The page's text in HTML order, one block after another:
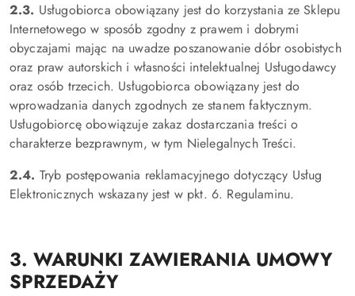
2.3. Usługobiorca obowiązany jest do korzystania ze Sklepu
Internetowego w sposób zgodny z prawem i dobrymi
obyczajami mając na uwadze poszanowanie dóbr osobistych
oraz praw autorskich i własności intelektualnej Usługodawcy
oraz osób trzecich. Usługobiorca obowiązany jest do
wprowadzania danych zgodnych ze stanem faktycznym.
Usługobiorcę obowiązuje zakaz dostarczania treści o
charakterze bezprawnym, w tym Nielegalnych Treści.
2.4. Tryb postępowania reklamacyjnego dotyczący Usług
Elektronicznych wskazany jest w pkt. 6. Regulaminu.
3. WARUNKI ZAWIERANIA UMOWY
SPRZEDAŻY